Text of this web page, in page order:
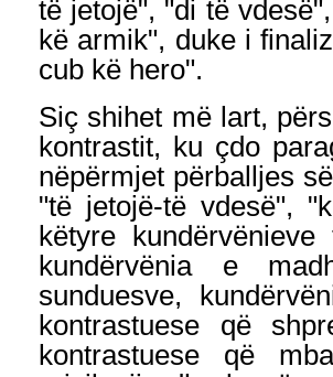
të jetojë", "di të
kë armik", duke i
cub kë hero".
Siç shihet më lart,
kontrastit, ku çdo
nëpërmjet përballjes
"të jetojë-të vdesë",
këtyre
kundërvënia e
sunduesve,
kontrastuese që
kontrastuese që